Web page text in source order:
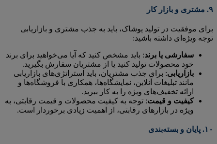
۹. مشتری و بازار کار
برای موفقیت در تولید پوشاک، باید به جذب مشتری و بازاریابی
توجه ویژه‌ای داشته باشید:
سفارشی یا برند: باید مشخص کنید که آیا می‌خواهید برای برند
خود محصولات تولید کنید یا از مشتریان سفارش بگیرید.
بازاریابی: برای جذب مشتریان، باید استراتژی‌های بازاریابی
مانند تبلیغات آنلاین، نمایشگاه‌ها، همکاری با فروشگاه‌ها و
ارائه تخفیف‌های ویژه را به کار ببرید.
کیفیت و قیمت: توجه به کیفیت محصولات و قیمت رقابتی، به
ویژه در بازارهای رقابتی، از اهمیت زیادی برخوردار است.
۱۰. پایان و بسته‌بندی